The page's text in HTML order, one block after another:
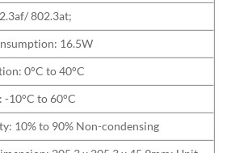
802.3at;
16.5W
0°C to 40°C
-10°C to 60°C
10% to 90% Non-condensing